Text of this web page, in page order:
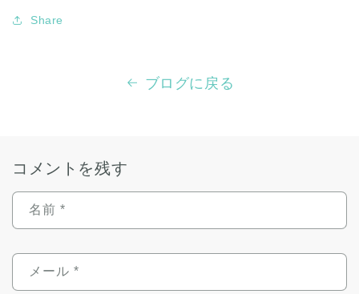
Share
ブログに戻る
コメントを残す
名前 *
メール *